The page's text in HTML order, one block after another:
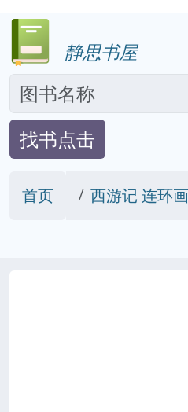
静思书屋
找书点击
首页 西游记 连环